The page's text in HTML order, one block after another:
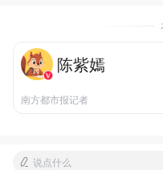
陈紫嫣
南方都市报记者
说点什么